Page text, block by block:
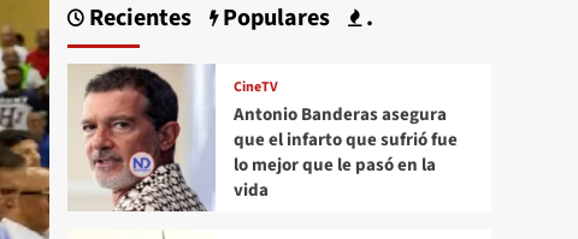
Recientes Populares .
CineTV
Antonio Banderas asegura
que el infarto que sufrió fue
lo mejor que le pasó en la
vida